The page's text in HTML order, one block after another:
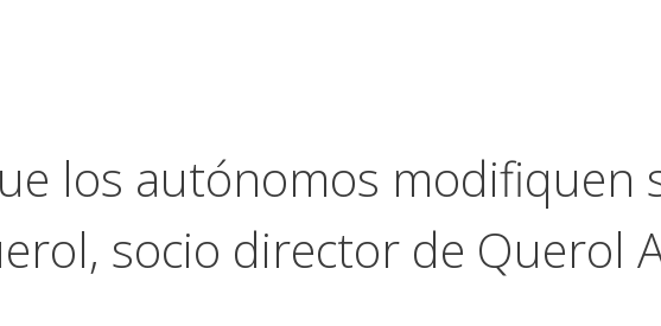
los autónomos modifiquen
socio director de Querol